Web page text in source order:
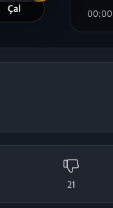
Çal 00:00
21